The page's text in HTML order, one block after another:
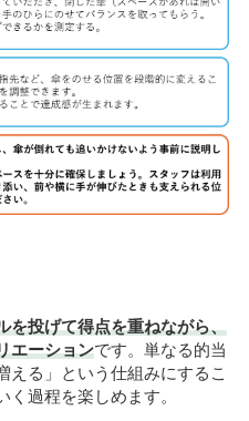
を投げて得点を重ねながら、
エーションです。単なる的当
える」という仕組みにするこ
過程を楽しめます。